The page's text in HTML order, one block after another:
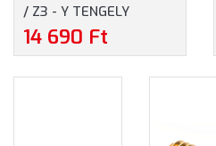
/ Z3 - Y TENGELY
LÉPTETŐMOTOR
14 690 Ft